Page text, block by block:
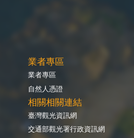
業者專區
業者專區
自然人憑證
相關相關連結
臺灣觀光資訊網
交通部觀光署行政資訊網